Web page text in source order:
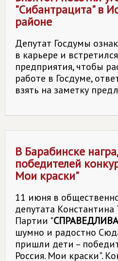
"Сибантрацита" в
районе
Депутат Госдумы
в карьере и
предприятия, чтобы
работе в Госдуме,
взять на заметку
В Барабинске
победителей
Мои краски"
11 июня в
депутата
Партии "
шумно и радостно
пришли дети –
Россия. Мои краски".